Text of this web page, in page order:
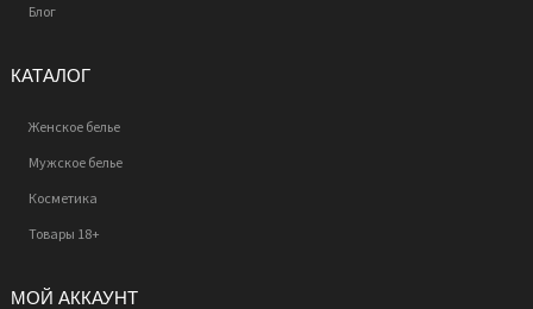
Блог
КАТАЛОГ
Женское белье
Мужское белье
Косметика
Товары 18+
МОЙ АККАУНТ